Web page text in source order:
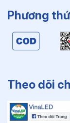
Phương
Theo dõi